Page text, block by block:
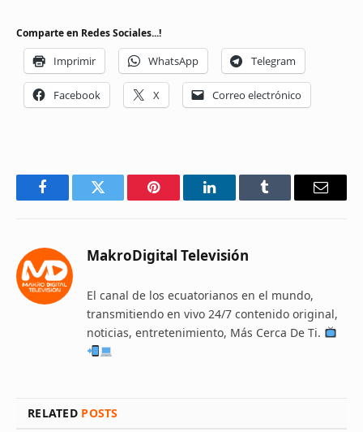
Comparte en Redes Sociales...!
Imprimir WhatsApp Telegram
Facebook X Correo electrónico
FacebookTwitter Pinterest LinkedInTumblr Email
MakroDigital Televisión
El canal de los ecuatorianos en el mundo,
transmitiendo en vivo 24/7 contenido original,
noticias, entretenimiento, Más Cerca De Ti.
RELATED POSTS